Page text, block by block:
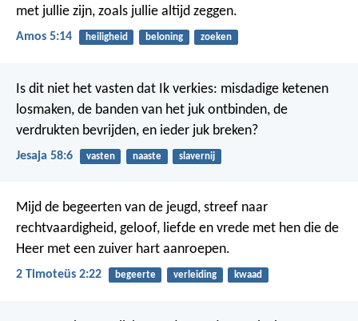
met jullie zijn, zoals jullie altijd zeggen.
Amos 5:14 heiligheid beloning zoeken
Is dit niet het vasten dat Ik verkies: misdadige ketenen
losmaken, de banden van het juk ontbinden, de
verdrukten bevrijden, en ieder juk breken?
Jesaja 58:6 vasten naaste slavernij
Mijd de begeerten van de jeugd, streef naar
rechtvaardigheid, geloof, liefde en vrede met hen die de
Heer met een zuiver hart aanroepen.
2 Timoteüs 2:22 begeerte verleiding kwaad